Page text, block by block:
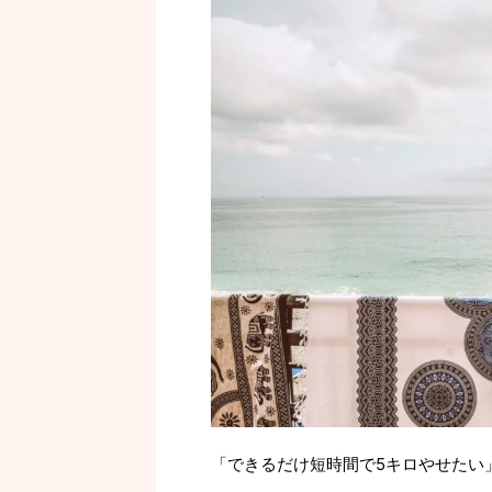
「できるだけ短時間で5キロやせたい